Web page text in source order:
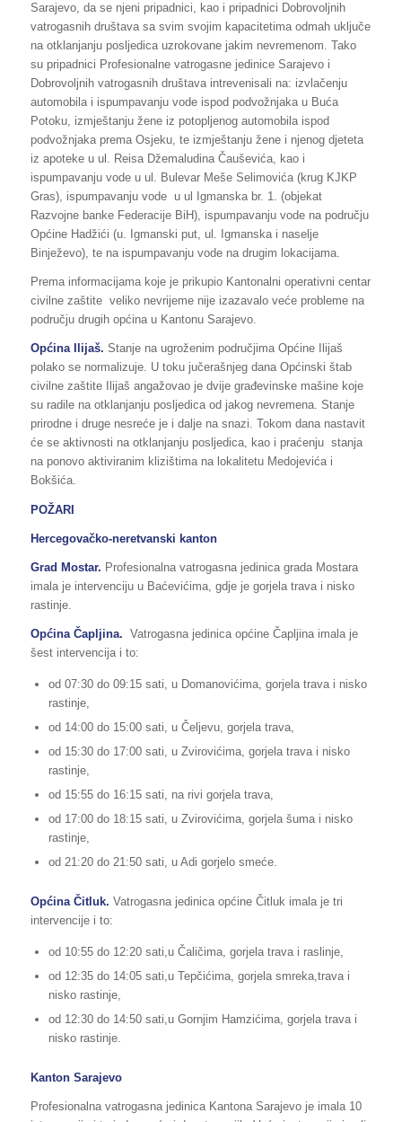
Sarajevo, da se njeni pripadnici, kao i pripadnici Dobrovoljnih
vatrogasnih društava sa svim svojim kapacitetima odmah uključe
na otklanjanju posljedica uzrokovane jakim nevremenom. Tako
su pripadnici Profesionalne vatrogasne jedinice Sarajevo i
Dobrovoljnih vatrogasnih društava intrevenisali na: izvlačenju
automobila i ispumpavanju vode ispod podvožnjaka u Buća
Potoku, izmještanju žene iz potopljenog automobila ispod
podvožnjaka prema Osjeku, te izmještanju žene i njenog djeteta
iz apoteke u ul. Reisa Džemaludina Čauševića, kao i
ispumpavanju vode u ul. Bulevar Meše Selimovića (krug KJKP
Gras), ispumpavanju vode u ul Igmanska br. 1. (objekat
Razvojne banke Federacije BiH), ispumpavanju vode na području
Općine Hadžići (u. Igmanski put, ul. Igmanska i naselje
Binježevo), te na ispumpavanju vode na drugim lokacijama.
Prema informacijama koje je prikupio Kantonalni operativni centar
civilne zaštite veliko nevrijeme nije izazavalo veće probleme na
području drugih općina u Kantonu Sarajevo.
Općina Ilijaš. Stanje na ugroženim područjima Općine Ilijaš
polako se normalizuje. U toku jučerašnjeg dana Općinski štab
civilne zaštite Ilijaš angažovao je dvije građevinske mašine koje
su radile na otklanjanju posljedica od jakog nevremena. Stanje
prirodne i druge nesreće je i dalje na snazi. Tokom dana nastavit
će se aktivnosti na otklanjanju posljedica, kao i praćenju stanja
na ponovo aktiviranim klizištima na lokalitetu Medojevića i
Bokšića.
POŽARI
Hercegovačko-neretvanski kanton
Grad Mostar. Profesionalna vatrogasna jedinica grada Mostara
imala je intervenciju u Baćevićima, gdje je gorjela trava i nisko
rastinje.
Općina Čapljina. Vatrogasna jedinica općine Čapljina imala je
šest intervencija i to:
od 07:30 do 09:15 sati, u Domanovićima, gorjela trava i nisko
rastinje,
od 14:00 do 15:00 sati, u Čeljevu, gorjela trava,
od 15:30 do 17:00 sati, u Zvirovićima, gorjela trava i nisko
rastinje,
od 15:55 do 16:15 sati, na rivi gorjela trava,
od 17:00 do 18:15 sati, u Zvirovićima, gorjela šuma i nisko
rastinje,
od 21:20 do 21:50 sati, u Adi gorjelo smeće.
Općina Čitluk. Vatrogasna jedinica općine Čitluk imala je tri
intervencije i to:
od 10:55 do 12:20 sati,u Čaličima, gorjela trava i raslinje,
od 12:35 do 14:05 sati,u Tepčićima, gorjela smreka,trava i
nisko rastinje,
od 12:30 do 14:50 sati,u Gornjim Hamzićima, gorjela trava i
nisko rastinje.
Kanton Sarajevo
Profesionalna vatrogasna jedinica Kantona Sarajevo je imala 10